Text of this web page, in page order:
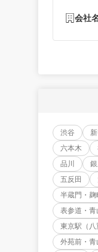
会社
渋谷
六本木
品川
五反田
半蔵門・麹
表参道・青
東京駅（八
外苑前・青